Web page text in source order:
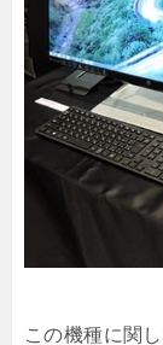
この機種に関